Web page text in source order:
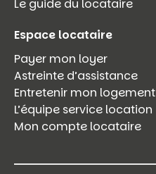
Le guide du locataire
Espace locataire
Payer mon loyer
Astreinte d’assistance
Entretenir mon logement
L’équipe service location
Mon compte locataire